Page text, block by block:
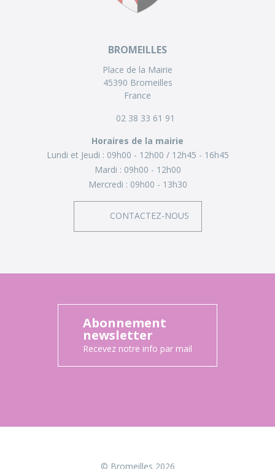
BROMEILLES
Place de la Mairie
45390 Bromeilles
France
02 38 33 61 91
Horaires de la mairie
Lundi et Jeudi : 09h00 - 12h00
12h45 - 16h45
Mardi : 09h00 - 12h00
Mercredi : 09h00 - 13h30
CONTACTEZ-NOUS
Abonnement
newsletter
Recevez notre info par mail
© Bromeilles 2026